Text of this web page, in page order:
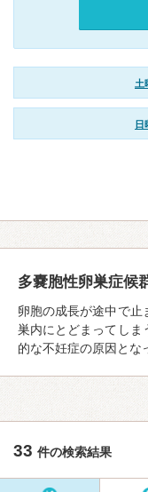
土
日
多嚢胞性卵巣症候
卵胞の成⻑が途中で止
巣内にとどまってしま
的な不妊症の原因とな
33 件の検索結果